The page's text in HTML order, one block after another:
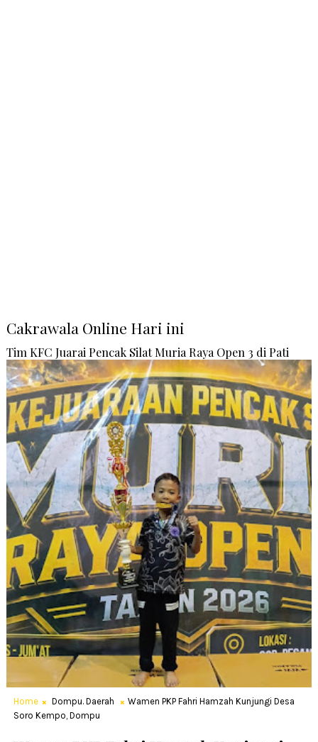
Cakrawala Online Hari ini
Tim KFC Juarai Pencak Silat Muria Raya Open 3 di Pati
Home Dompu. Daerah
Wamen PKP Fahri Hamzah Kunjungi Desa
Soro Kempo, Dompu